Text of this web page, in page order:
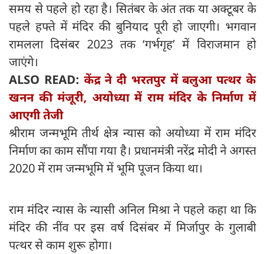
समय से पहले हो रहा है। सितंबर के अंत तक या अक्टूबर के
पहले हफ्ते में मंदिर की बुनियाद पूरी हो जाएगी। भगवान
रामलला दिसंबर 2023 तक ‘गर्भगृह’ में विराजमान हो
जाएंगे।
ALSO READ: केंद्र ने दी भरतपुर में बलुआ पत्थर के
खनन की मंजूरी, अयोध्या में राम मंदिर के निर्माण में
आएगी तेजी
श्रीराम जन्मभूमि तीर्थ क्षेत्र न्यास को अयोध्या में राम मंदिर
निर्माण का काम सौंपा गया है। प्रधानमंत्री नरेंद्र मोदी ने अगस्त
2020 में राम जन्मभूमि में भूमि पूजन किया था।
राम मंदिर न्यास के न्यासी अनिल मिश्रा ने पहले कहा था कि
मंदिर की नींव पर इस वर्ष दिसंबर में मिर्जापुर के गुलाबी
पत्थर से काम शुरू होगा।